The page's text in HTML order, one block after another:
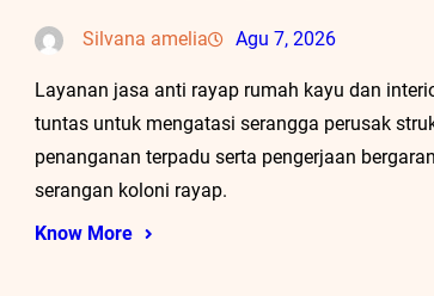
Silvana amelia Agu 7, 2026
Layanan jasa anti rayap rumah kayu dan
tuntas untuk mengatasi serangga perusak
penanganan terpadu serta pengerjaan
serangan koloni rayap.
Know More